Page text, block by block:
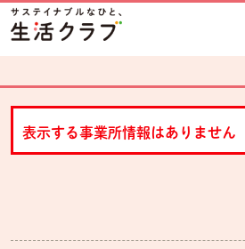
ページの先頭です。
本文へジャンプする。
表示する事業所情報はありません